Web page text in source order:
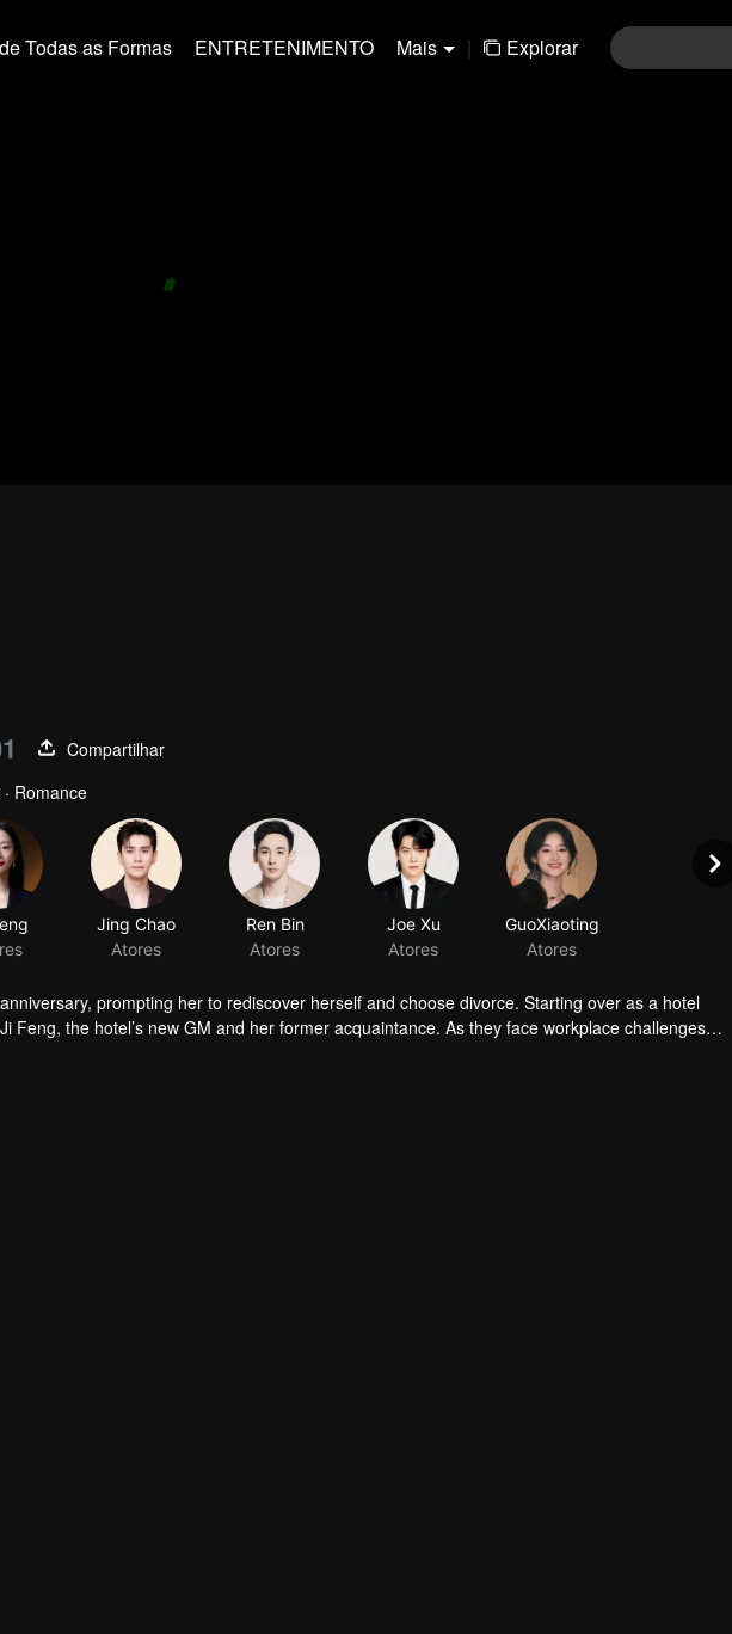
Todas as Formas ENTRETENIMENTO Mais | Explorar
Compartilhar
Romance
Jing Chao
Atores
Ren Bin
Atores
Joe Xu
Atores
GuoXiaoting
Atores
prompting her to rediscover herself and choose divorce. Starting over as a hotel
Feng, the hotel’s new GM and her former acquaintance. As they face workplace challenges
Hotel into a rising city landmark.